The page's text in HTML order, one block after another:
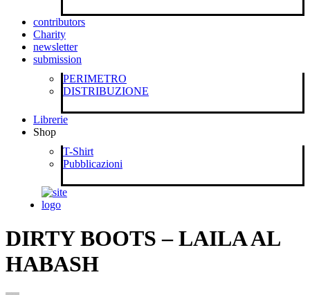
contributors
Charity
newsletter
submission
PERIMETRO
DISTRIBUZIONE
Librerie
Shop
T-Shirt
Pubblicazioni
DIRTY BOOTS – LAILA AL
HABASH